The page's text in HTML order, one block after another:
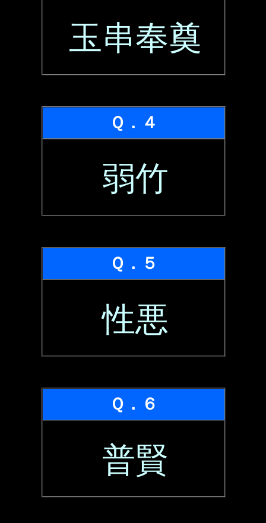
玉串奉奠
Ｑ．４
弱竹
Ｑ．５
性悪
Ｑ．６
普賢